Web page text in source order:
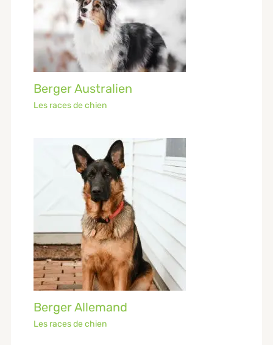
Berger Australien
Les races de chien
Berger Allemand
Les races de chien